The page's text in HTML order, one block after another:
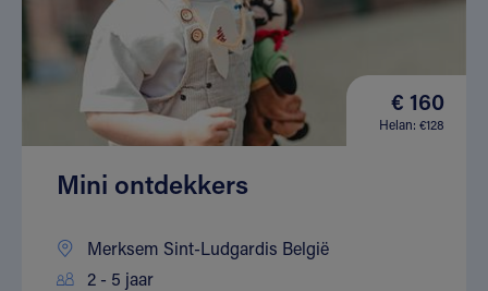
€ 160
Helan: €128
Mini ontdekkers
Merksem Sint-Ludgardis België
2 - 5 jaar